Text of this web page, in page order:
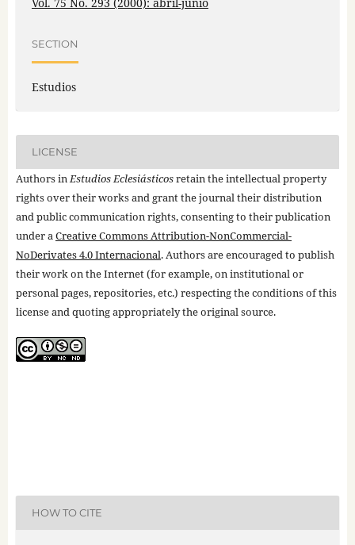
SECTION
Estudios
LICENSE
Authors inEstudios Eclesiásticosretain the intellectual property
rights over their works and grant the journal their distribution
and public communication rights, consenting to their publication
under aCreative Commons Attribution-NonCommercial-
NoDerivates 4.0 Internacional. Authors are encouraged to publish
their work on the Internet (for example, on institutional or
personal pages, repositories, etc.) respecting the conditions of this
license and quoting appropriately the original source.
HOW TO CITE